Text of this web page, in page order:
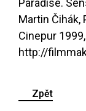
Paradise.
Martin Čihák,
Cinepur
http://
Zpět